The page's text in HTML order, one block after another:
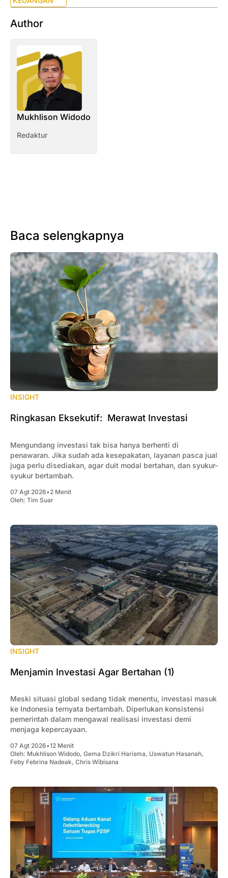
Author
Mukhlison Widodo
Redaktur
Baca selengkapnya
INSIGHT
Ringkasan Eksekutif: Merawat Investasi
Mengundang investasi tak bisa hanya berhenti di
penawaran. Jika sudah ada kesepakatan, layanan pasca jual
juga perlu disediakan, agar duit modal bertahan, dan syukur-
syukur bertambah.
07 Agt 2026•2 Menit
Oleh: Tim Suar
INSIGHT
Menjamin Investasi Agar Bertahan (1)
Meski situasi global sedang tidak menentu, investasi masuk
ke Indonesia ternyata bertambah. Diperlukan konsistensi
pemerintah dalam mengawal realisasi investasi demi
menjaga kepercayaan.
07 Agt 2026•12 Menit
Oleh: Mukhlison Widodo, Gema Dzikri Harisma, Uswatun Hasanah,
Feby Febrina Nadeak, Chris Wibisana